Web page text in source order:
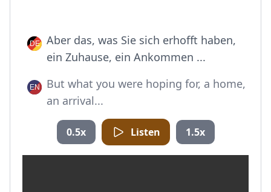
Aber das, was Sie sich erhofft haben,
ein Zuhause, ein Ankommen ...
But what you were hoping for, a home,
an arrival...
0.5x Listen 1.5x